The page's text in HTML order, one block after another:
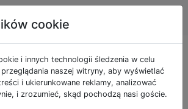
Android Tagi
otagowane
mini
cookie
i innych technologii śledzenia w celu
naszej witryny, aby wyświetlać
i ukierunkowane reklamy, analizować
i zrozumieć, skąd pochodzą nasi goście.